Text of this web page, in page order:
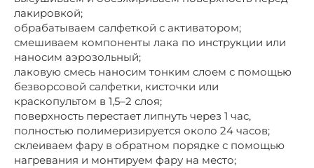
лакировкой;
обрабатываем салфеткой с активатором;
смешиваем компоненты лака по инструкции или
наносим аэрозольный;
лаковую смесь наносим тонким слоем с помощью
безворсовой салфетки, кисточки или
краскопультом в 1,5–2 слоя;
поверхность перестает липнуть через 1 час,
полностью полимеризируется около 24 часов;
склеиваем фару в обратном порядке с помощью
нагревания и монтируем фару на место;